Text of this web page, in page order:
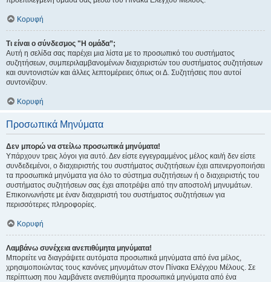
Κορυφή
Τι είναι ο σύνδεσμος "Η ομάδα”;
Αυτή η σελίδα σας παρέχει μια λίστα με το προσωπικό του συστήματος
συζητήσεων, συμπεριλαμβανομένων διαχειριστών του συστήματος συζητήσεων
και συντονιστών και άλλες λεπτομέρειες όπως οι Δ. Συζητήσεις που αυτοί
συντονίζουν.
Κορυφή
Προσωπικά Μηνύματα
Δεν μπορώ να στείλω προσωπικά μηνύματα!
Υπάρχουν τρεις λόγοι για αυτό. Δεν είστε εγγεγραμμένος μέλος και/ή δεν είστε
συνδεδεμένοι, ο διαχειριστής του συστήματος συζητήσεων έχει απενεργοποιήσει
τα προσωπικά μηνύματα για όλο το σύστημα συζητήσεων ή ο διαχειριστής του
συστήματος συζητήσεων σας έχει αποτρέψει από την αποστολή μηνυμάτων.
Επικοινωνήστε με έναν διαχειριστή του συστήματος συζητήσεων για
περισσότερες πληροφορίες.
Κορυφή
Λαμβάνω συνέχεια ανεπιθύμητα μηνύματα!
Μπορείτε να διαγράψετε αυτόματα προσωπικά μηνύματα από ένα μέλος,
χρησιμοποιώντας τους κανόνες μηνυμάτων στον Πίνακα Ελέγχου Μέλους. Σε
περίπτωση που λαμβάνετε ανεπιθύμητα προσωπικά μηνύματα από ένα